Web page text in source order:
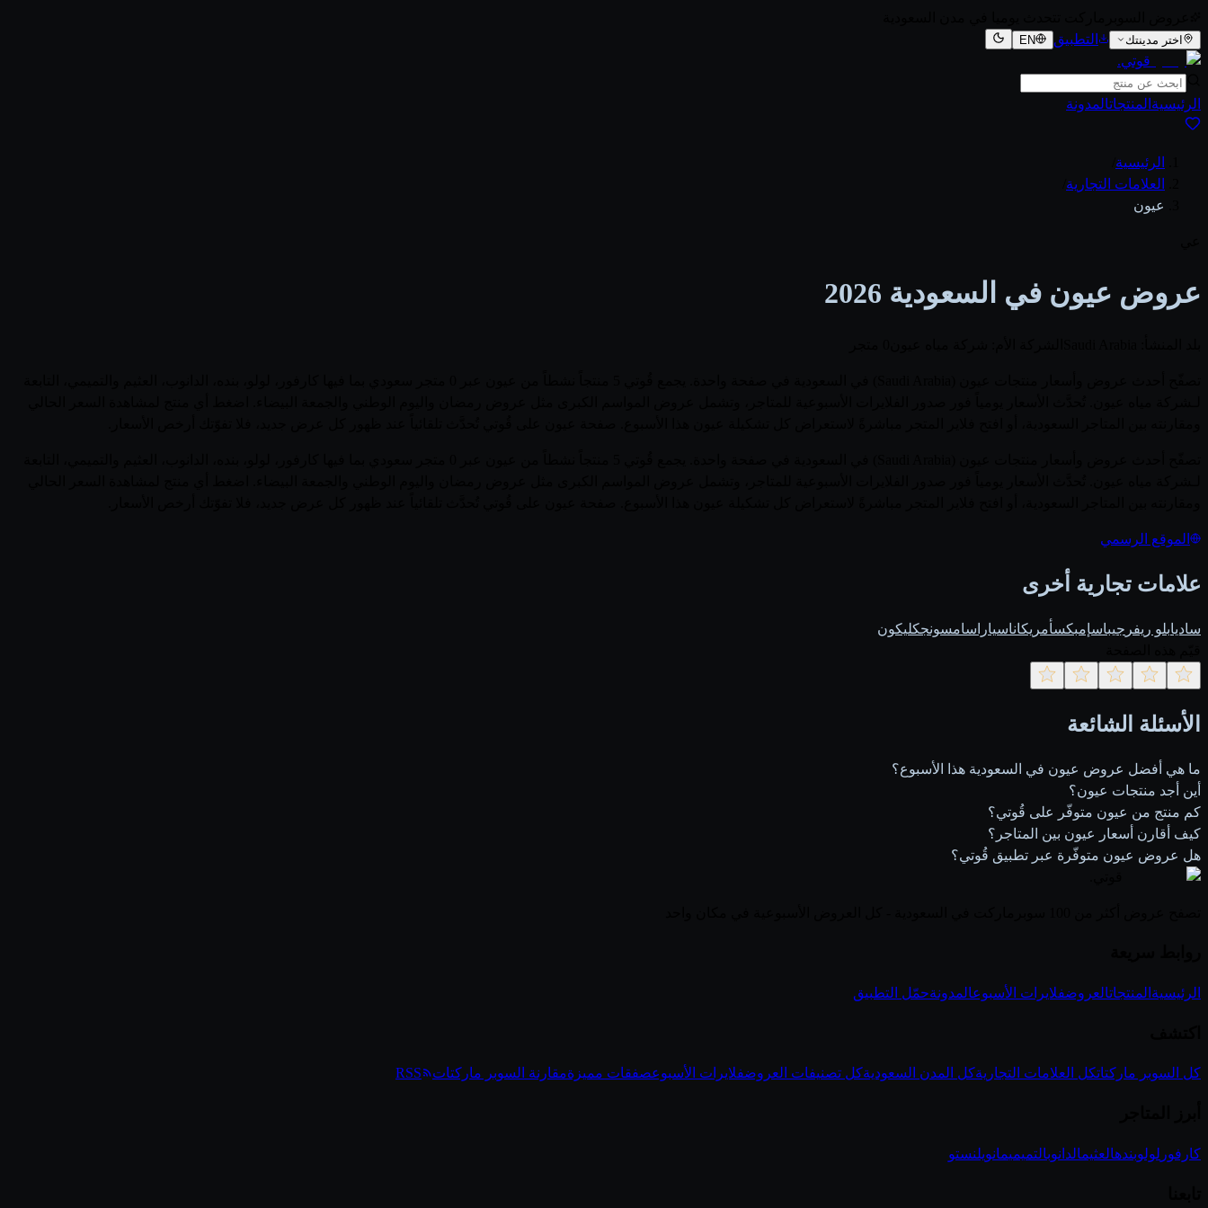
اختر مدينتك التطبيق EN
قوتي.
الرئيسية المنتجاتالمدونة
الرئيسية
العلامات التجارية
عيون
عروض عيون في السعودية 2026
الموقع الرسمي
علامات تجارية أخرى
ساديابلو ريفر جيباسإمبكسأمريكاناسيارا سامسونجكليكون
الأسئلة الشائعة
ما هي أفضل عروض عيون في السعودية هذا الأسبوع؟
أين أجد منتجات عيون؟
كم منتج من عيون متوفّر على قُوتي؟
كيف أقارن أسعار عيون بين المتاجر؟
هل عروض عيون متوفّرة عبر تطبيق قُوتي؟
الرئيسية المنتجاتالعروضفلايرات الأسبوعالمدونةحمّل التطبيق
كل السوبر ماركتاتكل العلامات التجاريةكل المدن السعوديةكل تصنيفات العروضفلايرات الأسبوعصفقات مميزةمقارنة السوبر ماركتات RSS
كارفور لولوبندهالعثيمالدانوبالتميميمانويلنستو